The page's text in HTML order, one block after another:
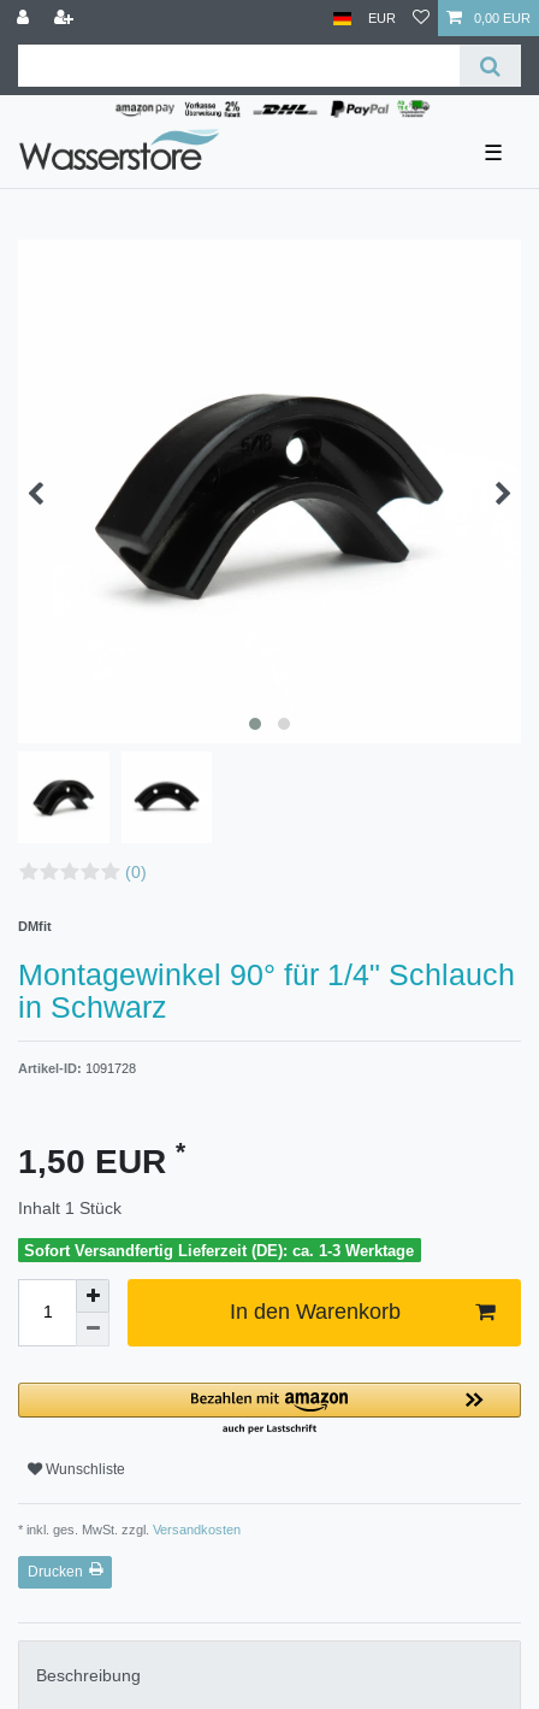
EUR 0,00 EUR
☰
(0)
DMfit
Montagewinkel 90° für 1/4" Schlauch
in Schwarz
Artikel-ID: 1091728
1,50 EUR *
Inhalt 1 Stück
Sofort Versandfertig Lieferzeit (DE): ca. 1-3 Werktage
In den Warenkorb
Wunschliste
* inkl. ges. MwSt. zzgl. Versandkosten
Drucken
Beschreibung